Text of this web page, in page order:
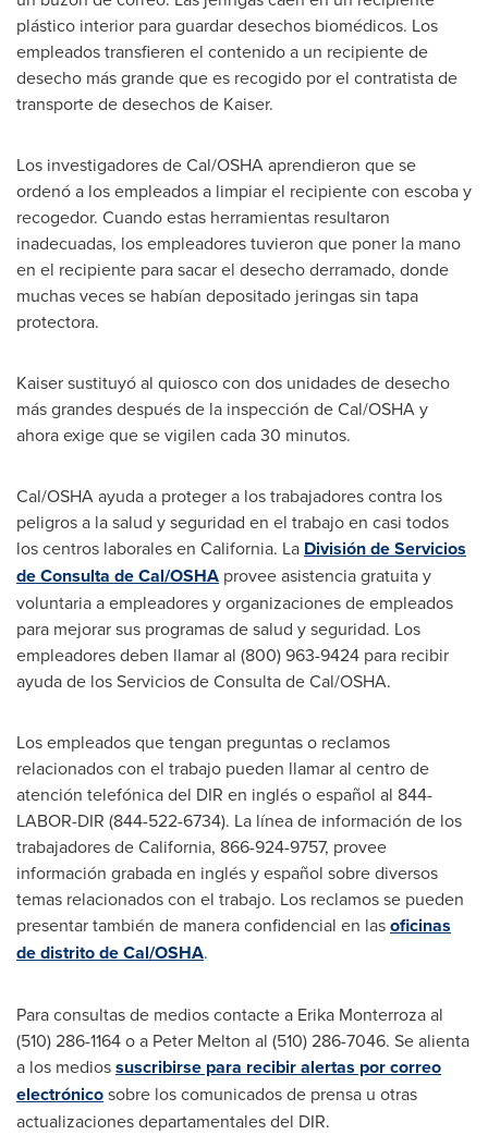
plástico interior para guardar desechos biomédicos. Los
empleados transfieren el contenido a un recipiente de
desecho más grande que es recogido por el contratista de
transporte de desechos de Kaiser.
Los investigadores de Cal/OSHA aprendieron que se
ordenó a los empleados a limpiar el recipiente con escoba y
recogedor. Cuando estas herramientas resultaron
inadecuadas, los empleadores tuvieron que poner la mano
en el recipiente para sacar el desecho derramado, donde
muchas veces se habían depositado jeringas sin tapa
protectora.
Kaiser sustituyó al quiosco con dos unidades de desecho
más grandes después de la inspección de Cal/OSHA y
ahora exige que se vigilen cada 30 minutos.
Cal/OSHA ayuda a proteger a los trabajadores contra los
peligros a la salud y seguridad en el trabajo en casi todos
los centros laborales en California. La División de Servicios
de Consulta de Cal/OSHA provee asistencia gratuita y
voluntaria a empleadores y organizaciones de empleados
para mejorar sus programas de salud y seguridad. Los
empleadores deben llamar al (800) 963-9424 para recibir
ayuda de losServicios de Consulta de Cal/OSHA.
Los empleados que tengan preguntas o reclamos
relacionados con el trabajo pueden llamar al centro de
atención telefónicadel DIR en inglés o español al 844-
LABOR-DIR (844-522-6734). La línea de información de los
trabajadores deCalifornia, 866-924-9757, provee
información grabada en inglés y español sobre diversos
temas relacionados con el trabajo. Los reclamos se pueden
presentar también de manera confidencial en lasoficinas
de distrito de Cal/OSHA.
Para consultas de medios contacte a Erika Monterroza al
(510) 286-1164 o a Peter Melton al (510) 286-7046. Se alienta
a los mediossuscribirse para recibir alertas por correo
electrónicosobre los comunicados de prensa u otras
actualizaciones departamentalesdel DIR.